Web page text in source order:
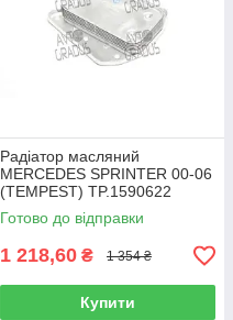
Радіатор масляний
MERCEDES SPRINTER 00-06
(TEMPEST) TP.1590622
Готово до відправки
1 218,60 ₴ 1 354 ₴
Купити